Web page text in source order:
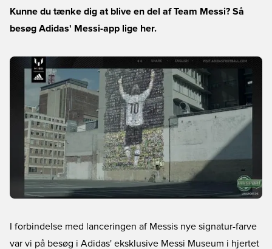
Kunne du tænke dig at blive en del af Team Messi? Så
besøg Adidas' Messi-app lige her.
I forbindelse med lanceringen af Messis nye signatur-farve
var vi på besøg i Adidas' eksklusive Messi Museum i hjertet